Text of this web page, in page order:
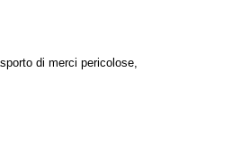
di merci pericolose,